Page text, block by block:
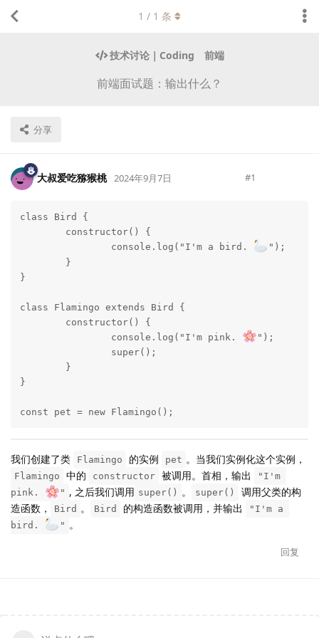
技术讨论｜Coding 前端
前端面试题：输出什么？
分享
1 / 1 条
大叔爱吃猕猴桃 2024年9月7日 #1
class Bird {
		console.log("I'm a bird.
");
}
class Flamingo extends Bird {
		console.log("I'm pink.
");
}
const pet = new Flamingo();
我们创建了类 Flamingo 的实例 pet 。当我们实例化这个实例，
Flamingo 中的 constructor 被调用。首相，输出
"I'm
pink.
" , 之后我们调用 super() 。 super()
调用父类的构
造函数，
Bird 。 Bird 的构造函数被调用，并输出
"I'm a
bird.
" 。
回复